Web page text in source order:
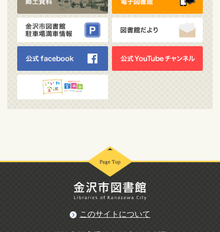
このサイトについて